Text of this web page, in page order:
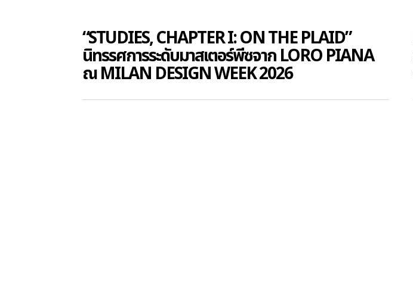
“STUDIES, CHAPTER I: ON THE PLAID”
นิทรรศการระดับมาสเตอร์พีซจาก LORO PIANA
ณ MILAN DESIGN WEEK 2026